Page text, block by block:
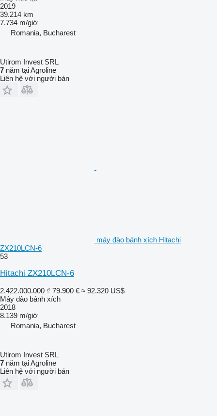
2019
39.214 km
7.734 m/giờ
Romania, Bucharest
Utirom Invest SRL
7 năm tại Agroline
Liên hệ với người bán
máy đào bánh xích Hitachi
ZX210LCN-6
53
Hitachi ZX210LCN-6
2.422.000.000 ₫ 79.900 € ≈ 92.320 US$
Máy đào bánh xích
2018
8.139 m/giờ
Romania, Bucharest
Utirom Invest SRL
7 năm tại Agroline
Liên hệ với người bán